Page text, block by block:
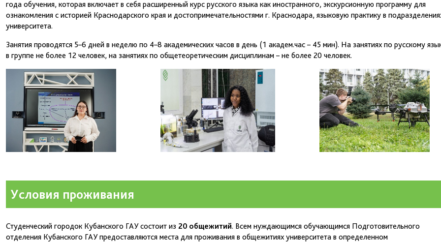
года обучения, которая включает в себя расширенный курс русского языка как иностранного, экскурсионную программу для
ознакомления с историей Краснодарского края и достопримечательностями г. Краснодара, языковую практику в
университета.
Занятия проводятся 5–6 дней в неделю по 4–8 академических часов в день (1 академ.час – 45 мин). На занятиях по русскому
в группе не более 12 человек, на занятиях по общетеоретическим дисциплинам – не более 20 человек.
Условия проживания
Студенческий городок Кубанского ГАУ состоит из 20 общежитий. Всем нуждающимся обучающимся Подготовительного
отделения Кубанского ГАУ предоставляются места для проживания в общежитиях университета в определенном